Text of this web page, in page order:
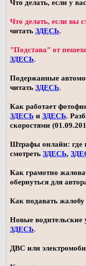
Что делать, если у
Что делать, если вы
читать ЗДЕСЬ.
"Подстава" от
ЗДЕСЬ.
Подержанные
читать ЗДЕСЬ.
Как работает
ЗДЕСЬ и ЗДЕСЬ.
скоростями
Штрафы онлайн: где
смотреть ЗДЕСЬ,
Как грамотно
обернуться для
Как подавать
Новые водительские
ЗДЕСЬ.
ДВС или